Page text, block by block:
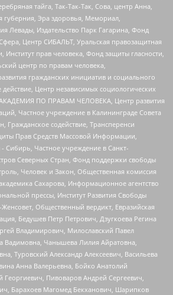
тайга, Так-Так-Так, Сова, центр Анна,
губерния, Эра здоровья, Мемориал,
Левады, Издательство Парк Гагарина, Фонд
Центр СИБАЛЬТ, Уральская правозащитная
прав человека, Фонд защиты гласности,
центр по правам человека,
гражданских инициатив и социального
действие, Центр независимых социологических
АКАДЕМИЯ ПО ПРАВАМ ЧЕЛОВЕКА, Центр развития
Частное учреждение в Калининграде Совета
Гражданское содействие, Трансперенси
Прав Средств Массовой Информации,
- Сибирь, Частное учреждение в Санкт-
Северных Стран, Фонд поддержки свободы
Человек и Закон, Общественная комиссия
Сахарова, Информационное агентство
прессы, Институт Развития Свободы
Общественный вердикт, Евразийская
Бедушев Петр Петрович, Дзугкоева Регина
Владимирович, Милославский Павел
Чанышева Лилия Айратовна,
Туровский Александр Алексеевич, Васильева
Анна Валерьевна, Бойко Анатолий
Георгиевич, Пивоваров Андрей Сергеевич,
Барахоев Магомед Бекханович, Шарипков